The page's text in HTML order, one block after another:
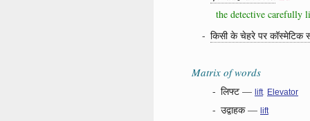
the detective carefully
- किसी के चेहरे पर कॉस्मेटिक
Matrix of words
- लिफ्ट — lift, Elevator
- उद्वाहक— lift